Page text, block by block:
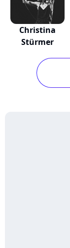
Christina
Stürmer